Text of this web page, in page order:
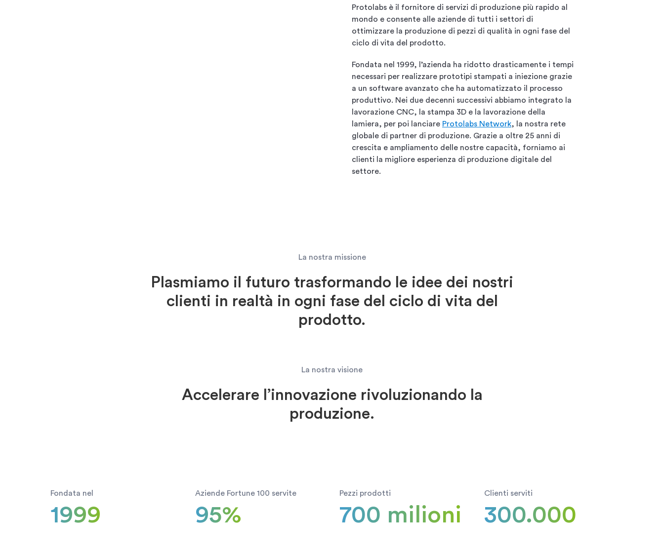
Protolabs è il fornitore di servizi di produzione più rapido al
mondo e consente alle aziende di tutti i settori di
ottimizzare la produzione di pezzi di qualità in ogni fase del
ciclo di vita del prodotto.
Fondata nel 1999, l’azienda ha ridotto drasticamente i tempi
necessari per realizzare prototipi stampati a iniezione grazie
a un software avanzato che ha automatizzato il processo
produttivo. Nei due decenni successivi abbiamo integrato la
lavorazione CNC, la stampa 3D e la lavorazione della
lamiera, per poi lanciare Protolabs Network, la nostra rete
globale di partner di produzione. Grazie a oltre 25 anni di
crescita e ampliamento delle nostre capacità, forniamo ai
clienti la migliore esperienza di produzione digitale del
settore.
La nostra missione
Plasmiamo il futuro trasformando le idee dei nostri
clienti in realtà in ogni fase del ciclo di vita del
prodotto.
La nostra visione
Accelerare l’innovazione rivoluzionando la
produzione.
Fondata nel
1999
Aziende Fortune 100 servite
95%
Pezzi prodotti
700 milioni
Clienti serviti
300.000